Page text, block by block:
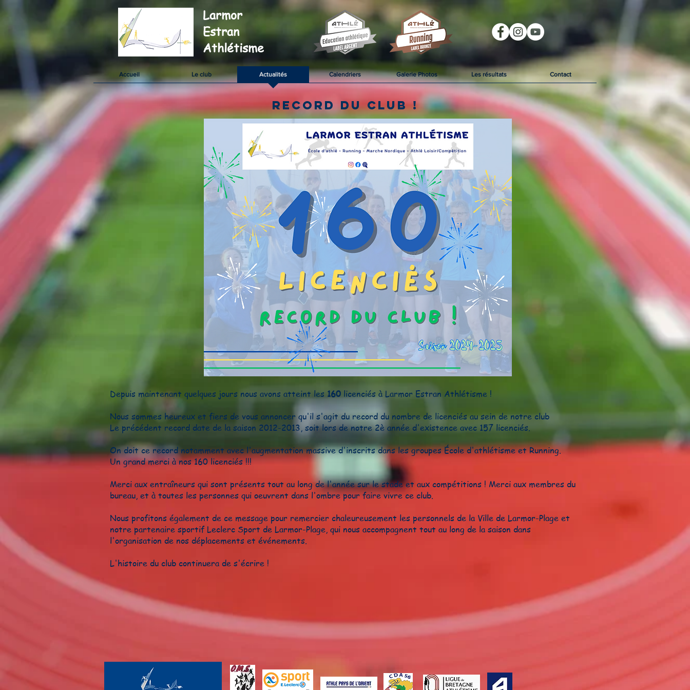
Larmor
Estran
Athlétisme
RECORD DU CLUB !
Depuis maintenant quelques jours nous avons atteint les 160 licenciés à Larmor Estran Athlétisme !
Nous sommes heureux et fiers de vous annoncer qu'il s'agit du record du nombre de licenciés au sein de notre club
Le précédent record date de la saison 2012-2013, soit lors de notre 2è année d'existence avec 157 licenciés.
On doit ce record notamment avec l'augmentation massive d'inscrits dans les groupes École d'athlétisme et Running.
Un grand merci à nos 160 licenciés !!!
Merci aux entraîneurs qui sont présents tout au long de l'année sur le stade et aux compétitions ! Merci aux membres du
bureau, et à toutes les personnes qui oeuvrent dans l'ombre pour faire vivre ce club.
Nous profitons également de ce message pour remercier chaleureusement les personnels de la Ville de Larmor-Plage et
notre partenaire sportif Leclerc Sport de Larmor-Plage, qui nous accompagnent tout au long de la saison dans
l'organisation de nos déplacements et événements.
L'histoire du club continuera de s'écrire !
Accueil Le club Actualités Calendriers Galerie Photos Les résultats Contact